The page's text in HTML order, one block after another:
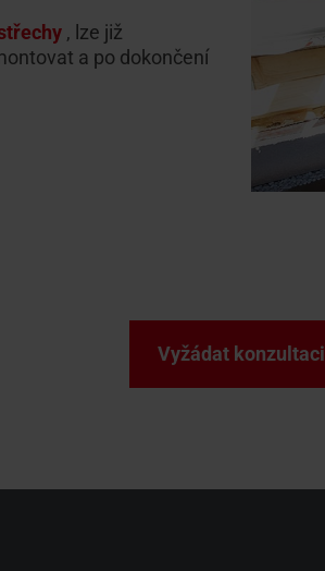
, lze již
a po dokončení
Vyžádat konzultaci